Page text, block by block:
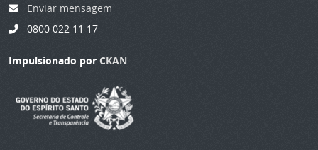
Enviar mensagem
0800 022 11 17
Impulsionado por CKAN